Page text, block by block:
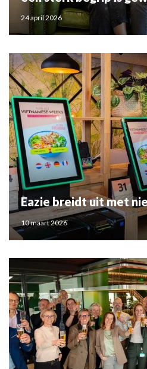
24 april 2026
Eazie breidt uit met
10 maart 2026